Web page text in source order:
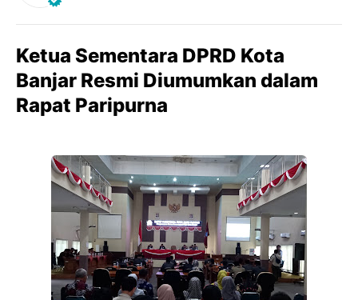
Ketua Sementara DPRD Kota
Banjar Resmi Diumumkan dalam
Rapat Paripurna